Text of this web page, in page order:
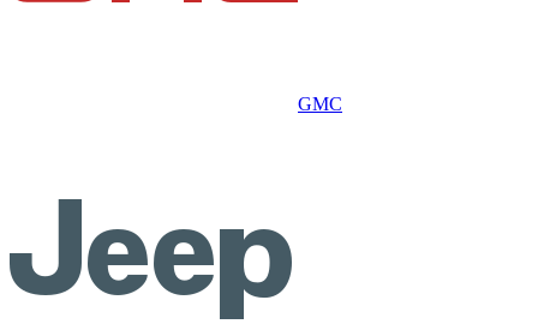
GMC